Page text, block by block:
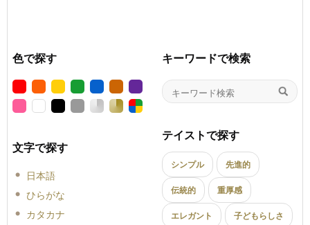
色で探す
文字で探す
日本語
ひらがな
カタカナ
キーワードで検索
テイストで探す
シンプル 先進的
伝統的 重厚感
エレガント 子どもらしさ